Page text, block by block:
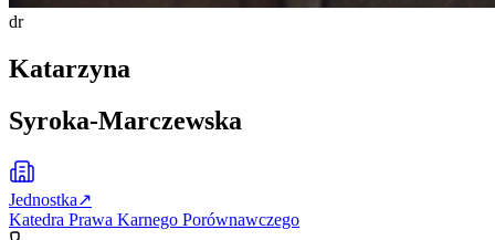
dr
Katarzyna
Syroka-Marczewska
Jednostka↗
Katedra Prawa Karnego Porównawczego